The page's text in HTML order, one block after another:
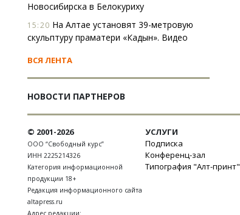
Новосибирска в Белокуриху
15:20 На Алтае установят 39-метровую
скульптуру праматери «Кадын». Видео
ВСЯ ЛЕНТА
НОВОСТИ ПАРТНЕРОВ
© 2001-2026
ООО “Свободный курс”
ИНН 2225214326
Категория информационной
продукции 18+
Редакция информационного сайта
altapress.ru
Адрес редакции:
УСЛУГИ
Подписка
Конференц-зал
Типография "Алт-принт"